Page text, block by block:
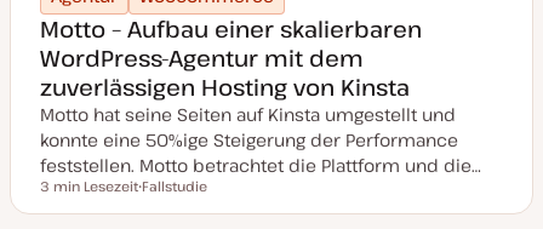
Motto – Aufbau einer skalierbaren
WordPress-Agentur mit dem
zuverlässigen Hosting von Kinsta
Motto hat seine Seiten auf Kinsta umgestellt und
konnte eine 50%ige Steigerung der Performance
feststellen. Motto betrachtet die Plattform und die…
Lesezeit
3 min Lesezeit
o
Fallstudie